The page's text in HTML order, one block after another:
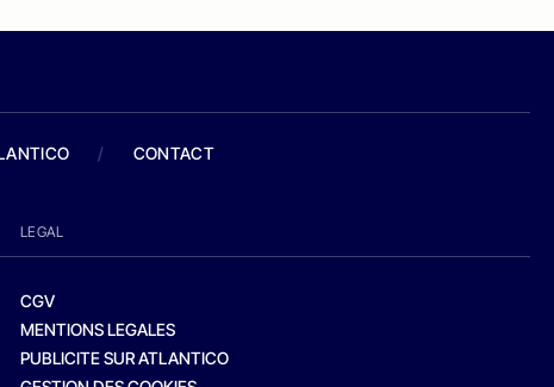
/ CONTACT
LEGAL
CGV
MENTIONS LEGALES
PUBLICITE SUR ATLANTICO